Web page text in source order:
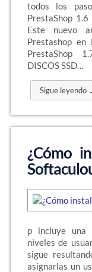
todos los
PrestaShop
Este nuevo
Prestashop en
PrestaShop
DISCOS SSD…
Sigue leyendo
¿Cómo
p incluye una
niveles de
sigue
asignarlas un